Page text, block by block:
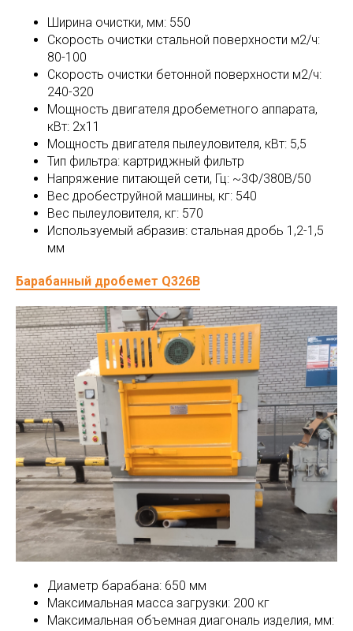
Ширина очистки, мм: 550
Скорость очистки стальной поверхности м2/ч:
80-100
Скорость очистки бетонной поверхности м2/ч:
240-320
Мощность двигателя дробеметного аппарата,
кВт: 2х11
Мощность двигателя пылеуловителя, кВт: 5,5
Тип фильтра: картриджный фильтр
Напряжение питающей сети, Гц: ~3Ф/380В/50
Вес дробеструйной машины, кг: 540
Вес пылеуловителя, кг: 570
Используемый абразив: стальная дробь 1,2-1,5
мм
Барабанный дробемет Q326B
Диаметр барабана: 650 мм
Максимальная масса загрузки: 200 кг
Максимальная объемная диагональ изделия, мм: